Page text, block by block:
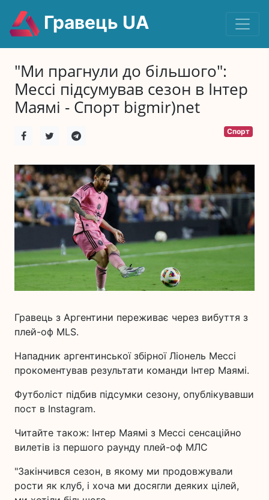
Гравець UA
"Ми прагнули до більшого":
Мессі підсумував сезон в Інтер
Маямі - Спорт bigmir)net
Спорт
Гравець з Аргентини переживає через вибуття з
плей-оф MLS.
Нападник аргентинської збірної Ліонель Мессі
прокоментував результати команди Інтер Маямі.
Футболіст підбив підсумки сезону, опублікувавши
пост в Instagram.
Читайте також: Інтер Маямі з Мессі сенсаційно
вилетів із першого раунду плей-оф МЛС
"Закінчився сезон, в якому ми продовжували
рости як клуб, і хоча ми досягли деяких цілей,